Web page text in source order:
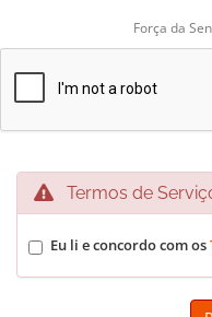
Força da
Termos de
Eu li e concordo com os